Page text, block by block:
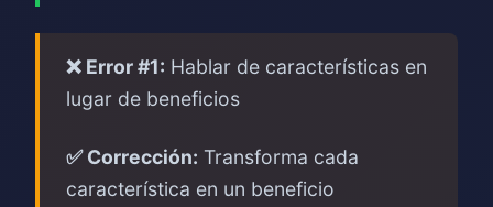
❌ Error #1: Hablar de características en
lugar de beneficios
✅ Corrección: Transforma cada
característica en un beneficio